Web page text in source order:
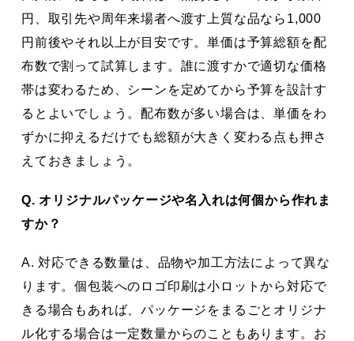
円、取引先や周年来場者へ渡す上質な品なら1,000
円前後やそれ以上が目安です。単価は予算総額を配
布数で割って試算します。誰に渡すかで適切な価格
帯は変わるため、シーンを定めてから予算を設計す
るとよいでしょう。配布数が多い場合は、単価をわ
ずかに抑えるだけでも総額が大きく変わる点も押さ
えておきましょう。
Q. オリジナルパッケージや名入れは何個から作れま
すか？
A. 対応できる数量は、品物や加工方法によって異な
ります。個包装へのロゴ印刷は小ロットから対応で
きる場合もあれば、パッケージをまるごとオリジナ
ル化する場合は一定数量からのこともあります。お